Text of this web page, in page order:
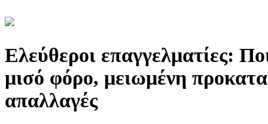
Ελεύθεροι επαγγελματίες:
μισό φόρο, μειωμένη
απαλλαγές